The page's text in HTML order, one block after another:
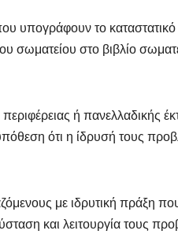
υπογράφουν το καταστατικό
σωματείου στο βιβλίο
ή πανελλαδικής
ότι η ίδρυσή τους
με ιδρυτική πράξη
και λειτουργία τους